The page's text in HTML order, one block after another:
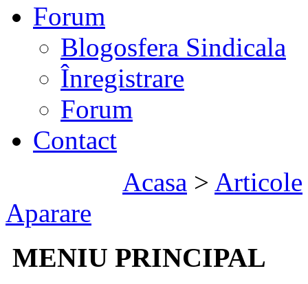
Forum
Blogosfera Sindicala
Înregistrare
Forum
Contact
Acasa > Articole
Aparare
MENIU PRINCIPAL